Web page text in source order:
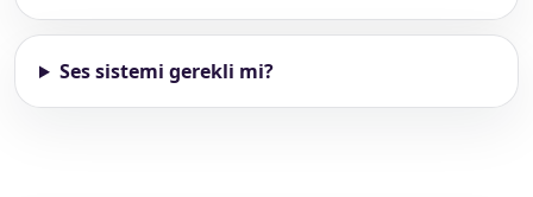
Ses sistemi gerekli mi?